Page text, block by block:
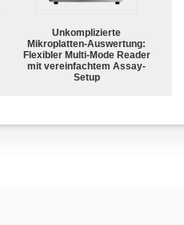
Unkomplizierte
Mikroplatten-Auswertung:
Flexibler Multi-Mode Reader
mit vereinfachtem Assay-
Setup